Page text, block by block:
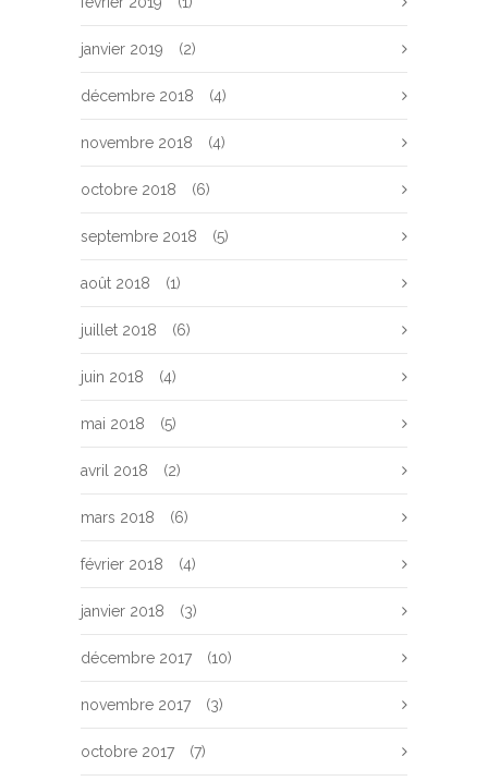
janvier 2019 (2)
décembre 2018 (4)
novembre 2018 (4)
octobre 2018 (6)
septembre 2018 (5)
août 2018 (1)
juillet 2018 (6)
juin 2018 (4)
mai 2018 (5)
avril 2018 (2)
mars 2018 (6)
février 2018 (4)
janvier 2018 (3)
décembre 2017 (10)
novembre 2017 (3)
octobre 2017 (7)